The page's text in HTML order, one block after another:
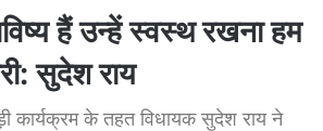
हैं उन्हें स्वस्थ रखना हम
सुदेश राय
कार्यक्रम के तहत विधायक सुदेश राय ने